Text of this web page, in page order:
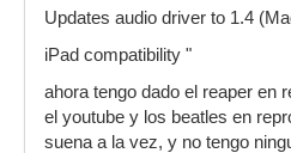
Updates audio driver to 1.4
iPad compatibility "
ahora tengo dado el reaper en
el youtube y los beatles en
suena a la vez, y no tengo